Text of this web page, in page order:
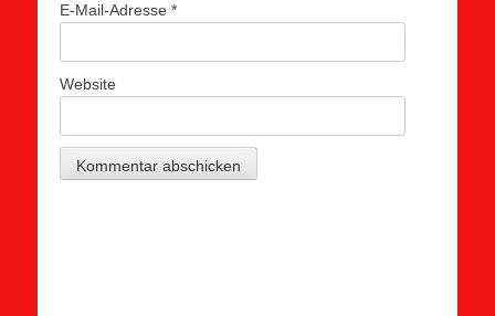
E-Mail-Adresse *
Website